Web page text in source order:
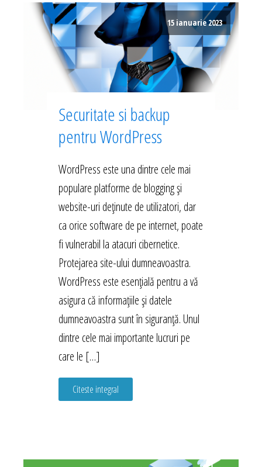
15 ianuarie 2023
Securitate si backup
pentru WordPress
WordPress este una dintre cele mai
populare platforme de blogging și
website-uri deținute de utilizatori, dar
ca orice software de pe internet, poate
fi vulnerabil la atacuri cibernetice.
Protejarea site-ului dumneavoastra.
WordPress este esențială pentru a vă
asigura că informațiile și datele
dumneavoastra sunt în siguranță. Unul
dintre cele mai importante lucruri pe
care le […]
Citeste integral